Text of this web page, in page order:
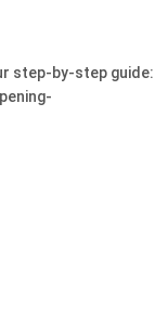
step-by-step guide: